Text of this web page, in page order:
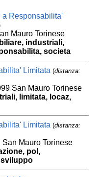
a Responsabilita'
Mauro Torinese
industriali,
societa
Limitata (distanza:
San Mauro Torinese
limitata, locaz,
Limitata (distanza:
Mauro Torinese
pol,